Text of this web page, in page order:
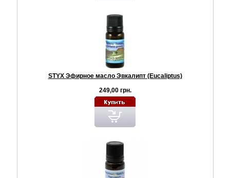
STYX Эфирное масло Эвкалипт (Eucaliptus)
249,00 грн.